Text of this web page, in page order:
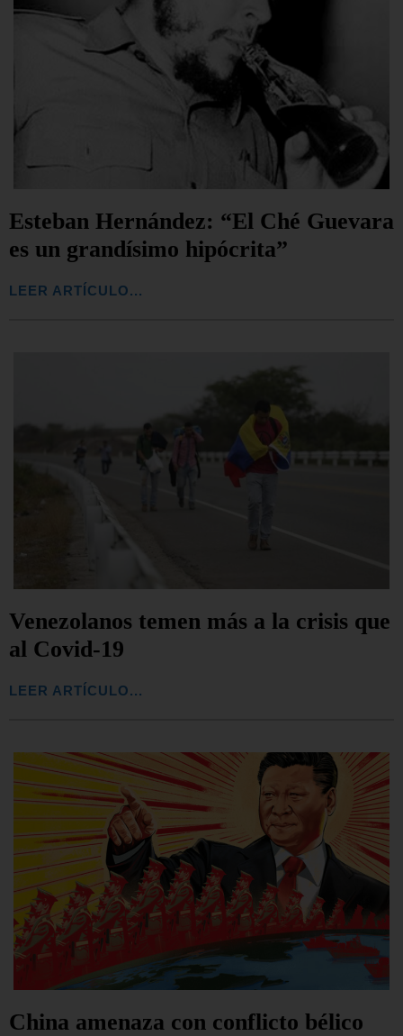
Esteban Hernández: “El Ché Guevara
es un grandísimo hipócrita”
LEER ARTÍCULO...
Venezolanos temen más a la crisis que
al Covid-19
LEER ARTÍCULO...
China amenaza con conflicto bélico